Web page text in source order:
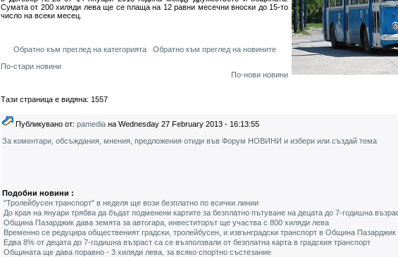
Сумата от 200 хиляди лева ще се плаща на 12 равни месечни вноски до 15-то
число на всеки месец.
Обратно към преглед на категорията
Обратно към преглед на новините
По-стари новини
По-нови новини
Тази страница е видяна: 1557
Публикувано от: pamedia на Wednesday 27 February 2013 - 16:13:55
За коментари, обсъждания, мнения, предложения отиди във Форум НОВИНИ и избери или създай тема
Подобни новини :
"Тролейбусен транспорт" в неделя ще вози безплатно по всички линии
До края на януари трябва да бъдат подменени картите за безплатно пътуване на децата до 7-годишна
Община Пазарджик дава земята за автогара, инвеститорът ще участва с 800 хиляди лева
Временно се редуцира общественият градски, тролейбусен, и извънградски транспорт в Община Пазарджик
Едва 8% от децата до 7-годишна възраст са се възползвали от безплатна карта в градския транспорт
Общината ще дава поравно - 3 хиляди лева, за всяко спортно състезание